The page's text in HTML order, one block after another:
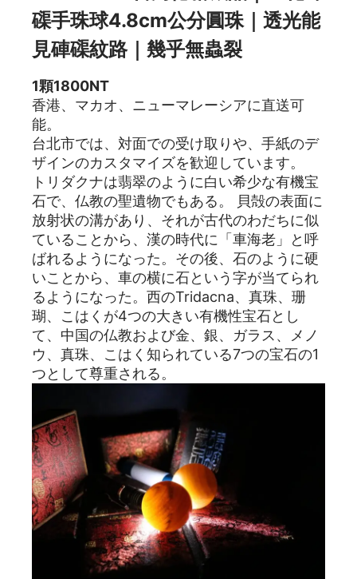
磲手珠球4.8cm公分圓珠｜透光能
見硨磲紋路｜幾乎無蟲裂
1顆1800NT
香港、マカオ、ニューマレーシアに直送可
能。
台北市では、対面での受け取りや、手紙のデ
ザインのカスタマイズを歓迎しています。
トリダクナは翡翠のように白い希少な有機宝
石で、仏教の聖遺物でもある。 貝殻の表面に
放射状の溝があり、それが古代のわだちに似
ていることから、漢の時代に「車海老」と呼
ばれるようになった。その後、石のように硬
いことから、車の横に石という字が当てられ
るようになった。西のTridacna、真珠、珊
瑚、こはくが4つの大きい有機性宝石とし
て、中国の仏教および金、銀、ガラス、メノ
ウ、真珠、こはく知られている7つの宝石の1
つとして尊重される。